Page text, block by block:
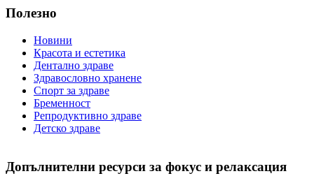
Полезно
Новини
Красота и естетика
Дентално здраве
Здравословно хранене
Спорт за здраве
Бременност
Репродуктивно здраве
Детско здраве
Допълнителни ресурси за фокус и релаксация